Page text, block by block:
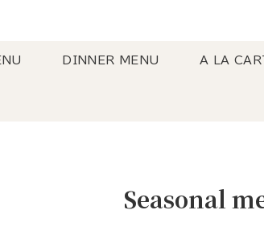
DINNER MENU A LA
Seasonal